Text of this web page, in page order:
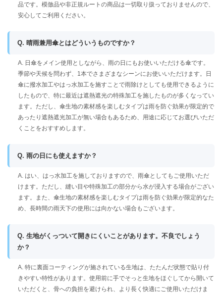
品です。模倣品や非正規ルートの商品は一切取り扱っておりませんので、
安心してご利用ください。
Q. 晴雨兼用傘とはどういうものですか？
A. 日傘をメイン使用としながら、雨の日にもお使いいただける傘です。
季節や天候を問わず、1本でさまざまなシーンにお使いいただけます。日
傘に撥水加工やはっ水加工を施すことで雨除けとしても使用できるように
したもので、特に最近は遮熱遮光の特殊加工を施したものが多くなってい
ます。ただし、傘生地の素材感を楽しむタイプは雨を防ぐ効果が限定的で
あったり遮熱遮光加工が無い場合もあるため、用途に応じてお選びいただ
くことをおすすめします。
Q. 雨の日にも使えますか？
A. はい、はっ水加工を施しておりますので、雨傘としてもご使用いただ
けます。ただし、縫い目や特殊加工の部分から水が浸入する場合がござい
ます。また、傘生地の素材感を楽しむタイプは雨を防ぐ効果が限定的なた
め、長時間の雨天下の使用には向かない場合もございます。
Q. 生地がくっついて開きにくいことがあります。不良でしょう
か？
A. 特に裏面コーティングが施されている生地は、たたんだ状態で貼り付
きやすい特性があります。使用前に手でそっと生地をほぐしてから開いて
いただくと、骨への負担を避けられ、より長く快適にご使用いただけま